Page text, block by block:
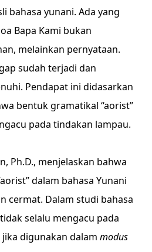
bahasa yunani. Ada yang
Bapa Kami bukan
melainkan pernyataan.
sudah terjadi dan
Pendapat ini didasarkan
bentuk gramatikal “aorist”
pada tindakan lampau.
Ph.D., menjelaskan bahwa
dalam bahasa Yunani
cermat. Dalam studi bahasa
tidak selalu mengacu pada
digunakan dalam modus